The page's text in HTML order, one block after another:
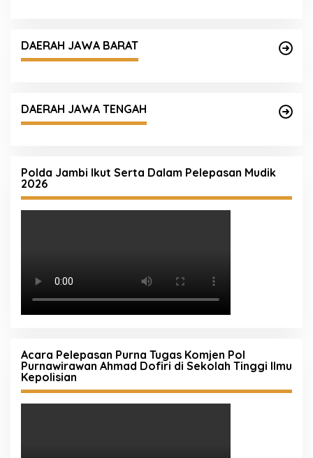
DAERAH JAWA BARAT
DAERAH JAWA TENGAH
Polda Jambi Ikut Serta Dalam Pelepasan Mudik
2026
Acara Pelepasan Purna Tugas Komjen Pol
Purnawirawan Ahmad Dofiri di Sekolah Tinggi Ilmu
Kepolisian